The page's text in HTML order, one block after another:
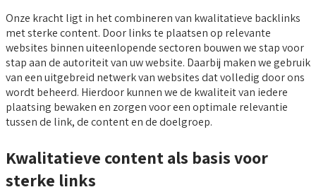
Onze kracht ligt in het combineren van kwalitatieve backlinks
met sterke content. Door links te plaatsen op relevante
websites binnen uiteenlopende sectoren bouwen we stap voor
stap aan de autoriteit van uw website. Daarbij maken we gebruik
van een uitgebreid netwerk van websites dat volledig door ons
wordt beheerd. Hierdoor kunnen we de kwaliteit van iedere
plaatsing bewaken en zorgen voor een optimale relevantie
tussen de link, de content en de doelgroep.
Kwalitatieve content als basis voor
sterke links